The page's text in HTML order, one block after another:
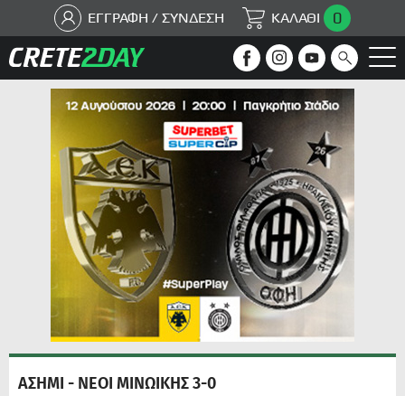
ΕΓΓΡΑΦΗ / ΣΥΝΔΕΣΗ ΚΑΛΑΘΙ 0
ΑΣΗΜΙ - ΝΕΟΙ ΜΙΝΩΙΚΗΣ 3-0